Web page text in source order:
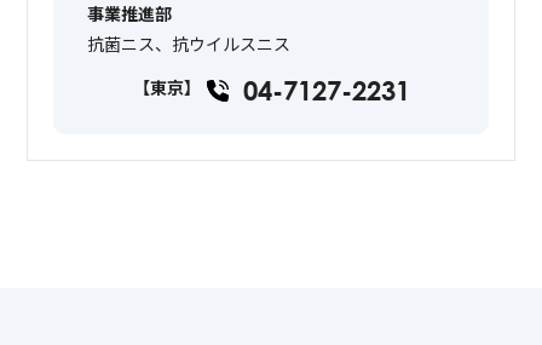
事業推進部
抗菌ニス、抗ウイルスニス
【東京】
04-7127-2231